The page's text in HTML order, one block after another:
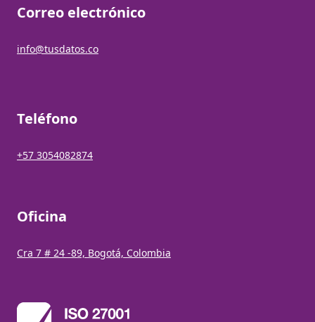
Correo electrónico
info@tusdatos.co
Teléfono
+57 3054082874
Oficina
Cra 7 # 24 -89, Bogotá, Colombia